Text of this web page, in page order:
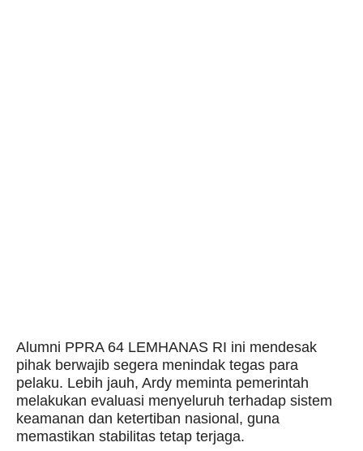
Alumni PPRA 64 LEMHANAS RI ini mendesak
pihak berwajib segera menindak tegas para
pelaku. Lebih jauh, Ardy meminta pemerintah
melakukan evaluasi menyeluruh terhadap sistem
keamanan dan ketertiban nasional, guna
memastikan stabilitas tetap terjaga.